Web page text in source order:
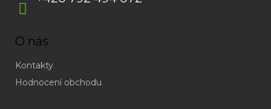
O nás
Kontakty
Hodnocení obchodu